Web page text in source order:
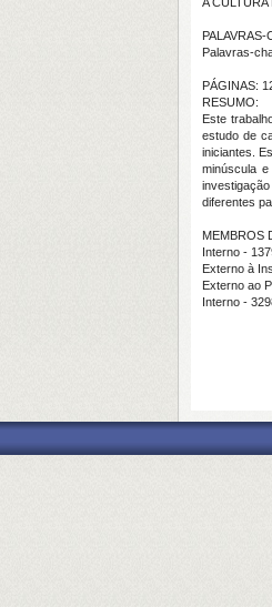
PALAVRAS-
Palavras-
PÁGINAS:
RESUMO:
Este
estudo de
iniciantes.
minúscula
diferentes
MEMBROS
Interno -
Externo à
Externo ao
Interno -